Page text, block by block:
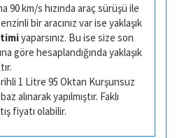
90 km/s hızında araç sürüşü ile
bir aracınız var ise yaklaşık
yaparsınız. Bu ise size son
göre hesaplandığında yaklaşık
1 Litre 95 Oktan Kurşunsuz
alınarak yapılmıştır. Faklı
fiyatı olabilir.